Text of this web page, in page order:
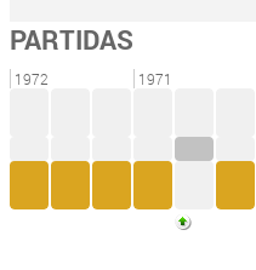
PARTIDAS
1972 1971